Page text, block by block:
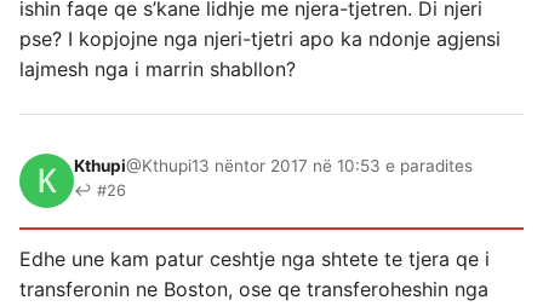
ishin faqe qe s’kane lidhje me njera-tjetren. Di njeri
pse? I kopjojne nga njeri-tjetri apo ka ndonje agjensi
lajmesh nga i marrin shabllon?
Kthupi@Kthupi13 nëntor 2017 në 10:53 e paradites
↩ #26
Edhe une kam patur ceshtje nga shtete te tjera qe i
transferonin ne Boston, ose qe transferoheshin nga